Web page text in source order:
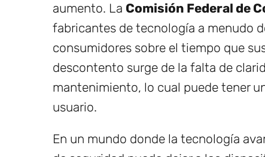
aumento. La Comisión Federal de
fabricantes de tecnología a menudo
consumidores sobre el tiempo que
descontento surge de la falta de
mantenimiento, lo cual puede tener
usuario.
En un mundo donde la tecnología